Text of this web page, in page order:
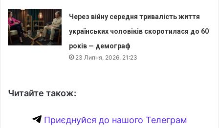
Через війну середня тривалість життя
українських чоловіків скоротилася до 60
років — демограф
23 Липня, 2026, 21:23
Читайте також:
Приєднуйся до нашого Телеграм